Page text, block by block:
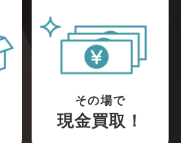
その場で
現金買取！